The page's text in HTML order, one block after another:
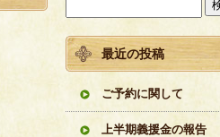
最近の投稿
ご予約に関して
上半期義援金の報告